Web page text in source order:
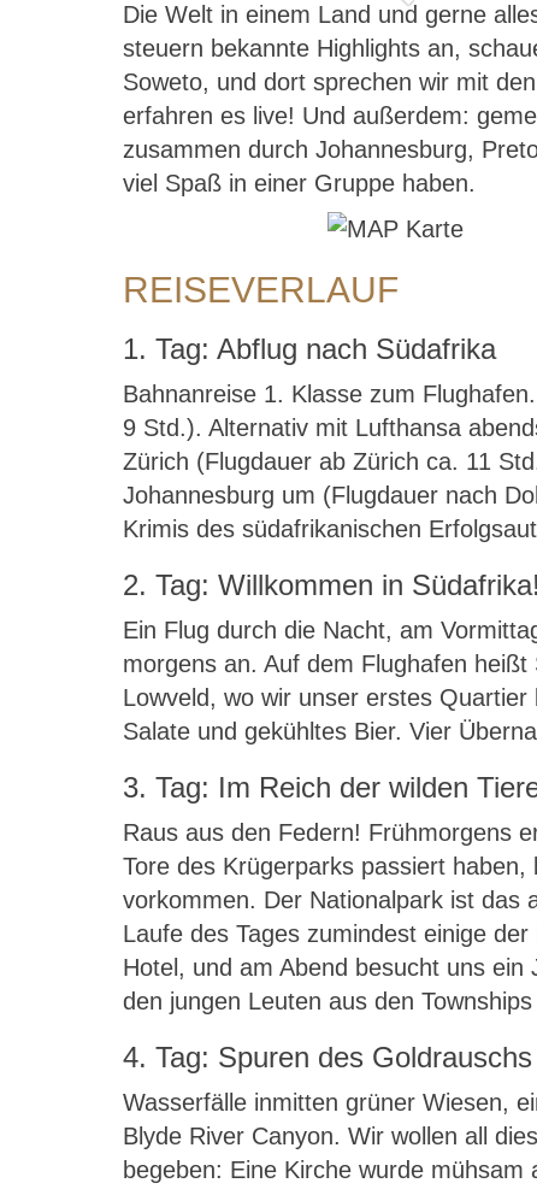
Die Welt in einem Land und gerne
steuern bekannte Highlights an,
Soweto, und dort sprechen wir mit
erfahren es live! Und außerdem:
zusammen durch Johannesburg,
viel Spaß in einer Gruppe haben.
REISEVERLAUF
1. Tag: Abflug nach Südafrika
Bahnanreise 1. Klasse zum
9 Std.). Alternativ mit Lufthansa
Zürich (Flugdauer ab Zürich ca. 11
Johannesburg um (Flugdauer nach
Krimis des südafrikanischen
2. Tag: Willkommen in Südafrika!
Ein Flug durch die Nacht, am
morgens an. Auf dem Flughafen
Lowveld, wo wir unser erstes
Salate und gekühltes Bier. Vier
3. Tag: Im Reich der wilden
Raus aus den Federn! Frühmorgens
Tore des Krügerparks passiert
vorkommen. Der Nationalpark ist das
Laufe des Tages zumindest einige
Hotel, und am Abend besucht uns
den jungen Leuten aus den
4. Tag: Spuren des Goldrauschs
Wasserfälle inmitten grüner Wiesen,
Blyde River Canyon. Wir wollen all
begeben: Eine Kirche wurde